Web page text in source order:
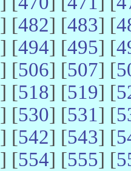
] [482] [483] [
] [494] [495] [
] [506] [507] [
] [518] [519] [
] [530] [531] [
] [542] [543] [
] [554] [555] [